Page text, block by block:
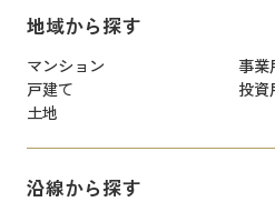
地域から探す
マンション
事業
戸建て
投資
土地
沿線から探す